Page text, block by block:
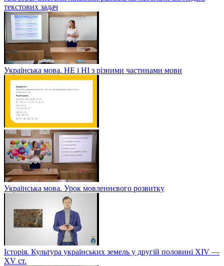
текстових задач
Українська мова. НЕ і НІ з різними частинами мови
Українська мова. Урок мовленнєвого розвитку
Історія. Культура українських земель у другій половині XIV —
XV ст.